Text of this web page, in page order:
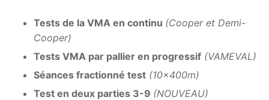
Tests de la VMA en continu (Cooper et Demi-
Cooper)
Tests VMA par pallier en progressif (VAMEVAL)
Séances fractionné test (10x400m)
Test en deux parties 3-9 (NOUVEAU)